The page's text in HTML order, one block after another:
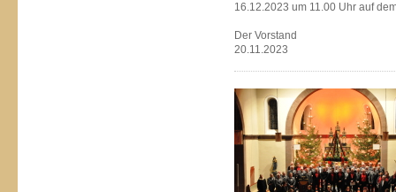
16.12.2023 um 11.00 Uhr auf
Der Vorstand
20.11.2023